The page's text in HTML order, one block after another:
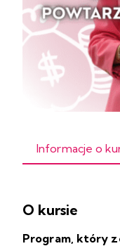
Informacje o
O kursie
Program, który